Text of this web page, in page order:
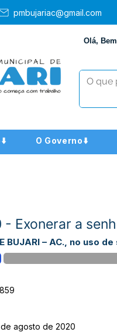
pmbujariac@gmail.com
Olá,
O Governo⬇️
Exonerar a
BUJARI – AC., no uso
de agosto de 2020